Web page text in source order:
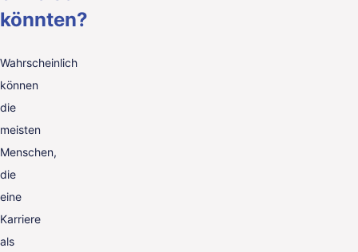
könnten?
Wahrscheinlich
können
die
meisten
Menschen,
die
eine
Karriere
als